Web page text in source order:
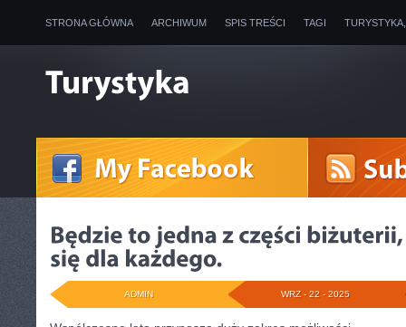
STRONA GŁÓWNA ARCHIWUM SPIS TREŚCI TAGI
WRZ - 22 - 2025
ADMIN